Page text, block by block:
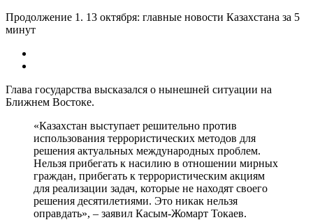
Продолжение 1. 13 октября: главные новости Казахстана за 5
минут
Глава государства высказался о нынешней ситуации на
Ближнем Востоке.
«Казахстан выступает решительно против
использования террористических методов для
решения актуальных международных проблем.
Нельзя прибегать к насилию в отношении мирных
граждан, прибегать к террористическим акциям
для реализации задач, которые не находят своего
решения десятилетиями. Это никак нельзя
оправдать», – заявил Касым-Жомарт Токаев.